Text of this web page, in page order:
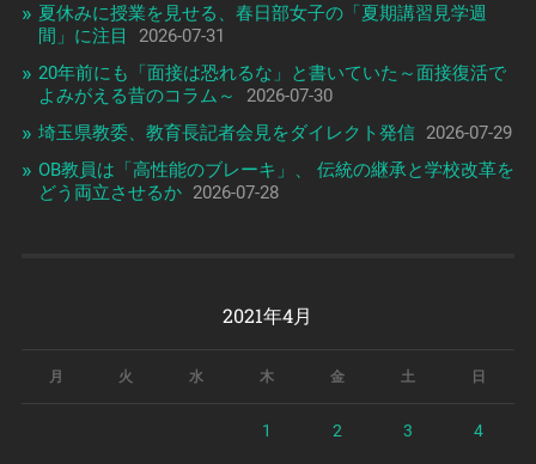
夏休みに授業を見せる、春日部女子の「夏期講習見学週
間」に注目
2026-07-31
20年前にも「面接は恐れるな」と書いていた～面接復活で
よみがえる昔のコラム～
2026-07-30
埼玉県教委、教育長記者会見をダイレクト発信 2026-07-29
OB教員は「高性能のブレーキ」、 伝統の継承と学校改革を
どう両立させるか 2026-07-28
2021年4月
月 火 水 木 金 土 日
1 2 3 4